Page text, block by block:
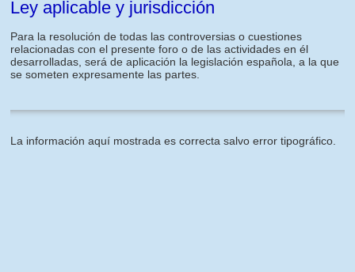
Ley aplicable y jurisdicción
Para la resolución de todas las controversias o cuestiones
relacionadas con el presente foro o de las actividades en él
desarrolladas, será de aplicación la legislación española, a la que
se someten expresamente las partes.
La información aquí mostrada es correcta salvo error tipográfico.